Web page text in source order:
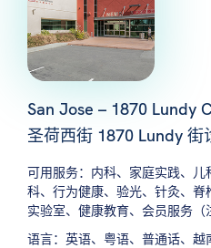
San Jose – 1870 Lundy
圣荷西街 1870 Lundy 街
可用服务：内科、家庭实践、
科、行为健康、验光、针灸、脊
实验室、健康教育、会员服务（
语言：英语、粤语、普通话、